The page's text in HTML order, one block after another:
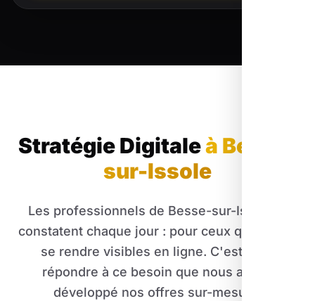
Stratégie Digitaleà Besse-
sur-Issole
Les professionnels de Besse-sur-Issole le
constatent chaque jour : pour ceux qui savent
se rendre visibles en ligne. C'est pour
répondre à ce besoin que nous avons
développé nos offres sur-mesure.